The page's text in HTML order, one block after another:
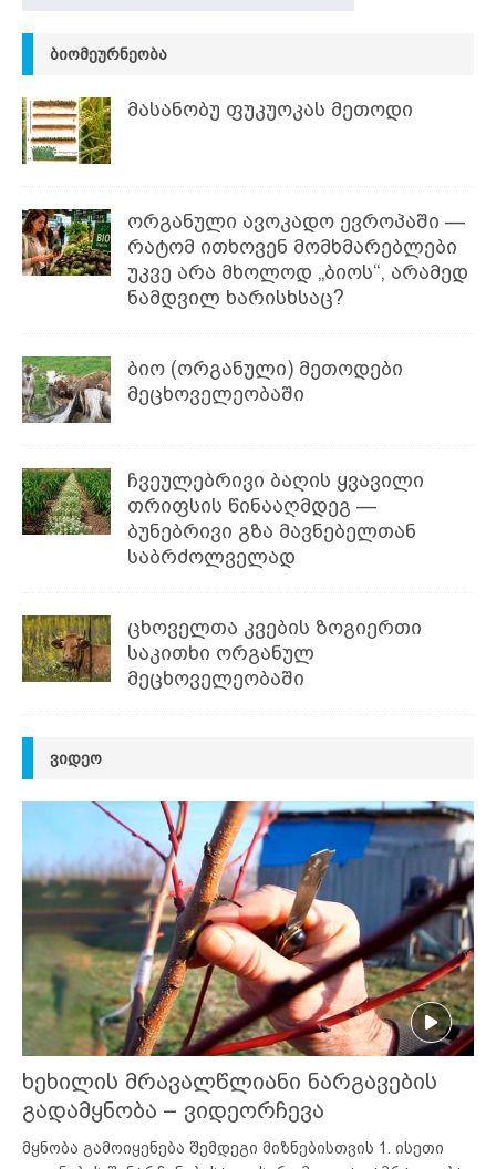
ᲑᲘᲝᲛᲔᲣᲠᲜᲔᲝᲑᲐ
მასანობუ ფუკუოკას მეთოდი
ორგანული ავოკადო ევროპაში —
რატომ ითხოვენ მომხმარებლები
უკვე არა მხოლოდ „ბიოს“, არამედ
ნამდვილ ხარისხსაც?
ბიო (ორგანული) მეთოდები
მეცხოველეობაში
ჩვეულებრივი ბაღის ყვავილი
თრიფსის წინააღმდეგ —
ბუნებრივი გზა მავნებელთან
საბრძოლველად
ცხოველთა კვების ზოგიერთი
საკითხი ორგანულ
მეცხოველეობაში
ᲕᲘᲓᲔᲝ
ხეხილის მრავალწლიანი ნარგავების
გადამყნობა – ვიდეორჩევა
მყნობა გამოიყენება შემდეგი მიზნებისთვის 1. ისეთი